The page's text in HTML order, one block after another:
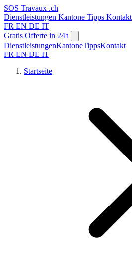
SOS Travaux .ch
Dienstleistungen Kantone Tipps Kontakt
FR EN DE IT
Gratis Offerte in 24h
DienstleistungenKantoneTippsKontakt
FR EN DE IT
Startseite